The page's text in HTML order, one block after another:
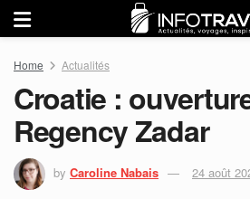
Home Actualités
Croatie :
Regency Zadar
by Caroline Nabais 24 août